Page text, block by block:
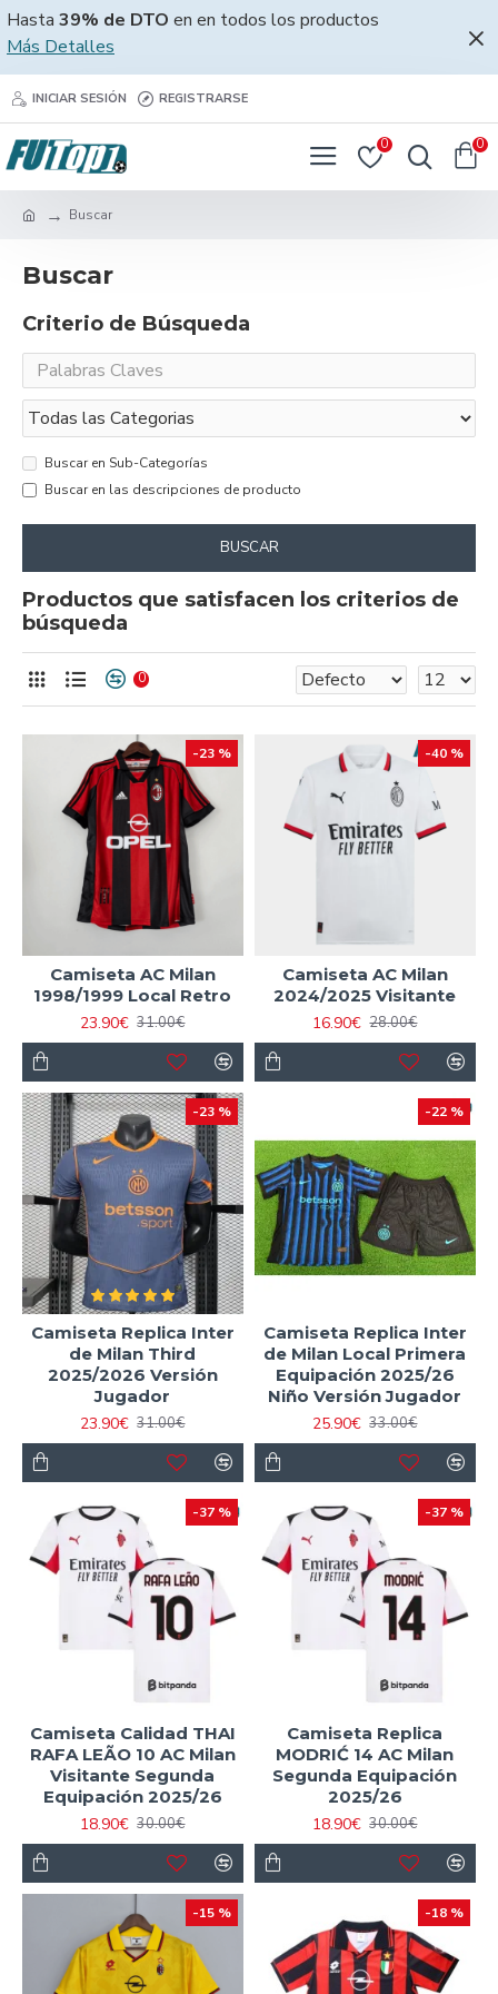
Hasta 39% de DTO en en todos los productos
Más Detalles
INICIAR SESIÓN REGISTRARSE
0 0
Buscar
Buscar
Criterio de Búsqueda
Buscar en Sub-Categorías
Buscar en las descripciones de producto
BUSCAR
Productos que satisfacen los criterios de
búsqueda
0
-23 %
Camiseta AC Milan
1998/1999 Local Retro
23.90€ 31.00€
-40 %
Camiseta AC Milan
2024/2025 Visitante
16.90€ 28.00€
-23 %
Camiseta Replica Inter
de Milan Third
2025/2026 Versión
Jugador
23.90€ 31.00€
-22 %
Camiseta Replica Inter
de Milan Local Primera
Equipación 2025/26
Niño Versión Jugador
25.90€ 33.00€
-37 %
Camiseta Calidad THAI
RAFA LEÃO 10 AC Milan
Visitante Segunda
Equipación 2025/26
18.90€ 30.00€
-37 %
Camiseta Replica
MODRIĆ 14 AC Milan
Segunda Equipación
2025/26
18.90€ 30.00€
-15 % -18 %